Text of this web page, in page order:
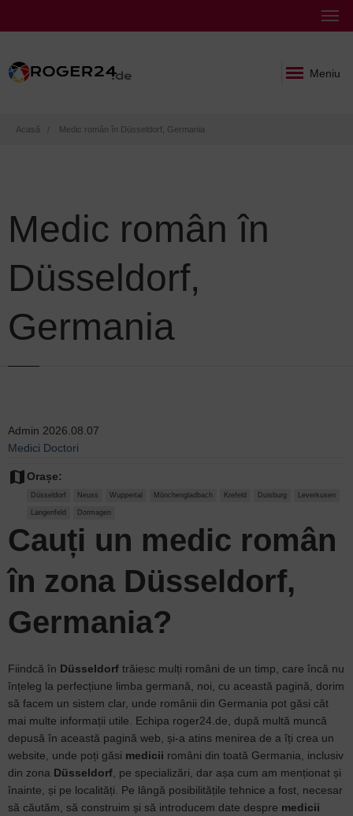
Meniu
Breadcrumb
Acasă Medic român în Düsseldorf, Germania
Medic român în
Düsseldorf,
Germania
Admin 2026.08.07
Medici Doctori
map Orașe:
Düsseldorf Neuss Wuppertal Mönchengladbach Krefeld Duisburg Leverkusen
Langenfeld Dormagen
Cauți un medic român
în zona Düsseldorf,
Germania?
Fiindcă în Düsseldorf trăiesc mulți români de un timp, care încă nu
înțeleg la perfecțiune limba germană, noi, cu această pagină, dorim
să facem un sistem clar, unde românii din Germania pot găsi cât
mai multe informații utile. Echipa roger24.de, după multă muncă
depusă în această pagină web, și-a atins menirea de a îți crea un
website, unde poți găsi medicii români din toată Germania, inclusiv
din zona Düsseldorf , pe specializări, dar așa cum am menționat și
înainte, și pe localități. Pe lângă posibilitățile tehnice a fost, necesar
să căutăm, să construim și să introducem date despre medicii